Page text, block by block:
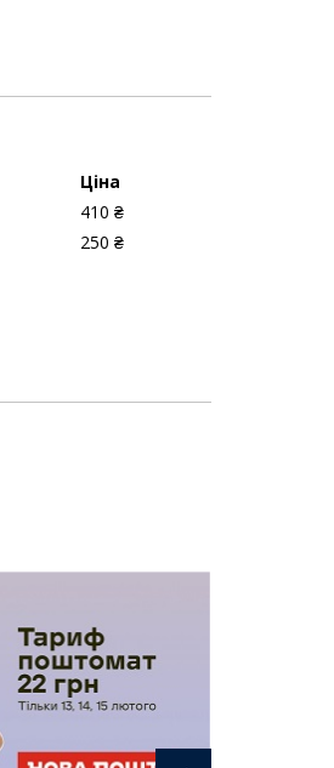
Ціна
410 ₴
250 ₴